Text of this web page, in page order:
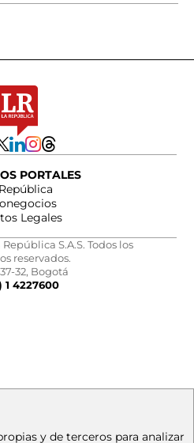
PORTALES
Legales
S.A.S. Todos los
reservados.
37-32, Bogotá
1 4227600
y de terceros para analizar